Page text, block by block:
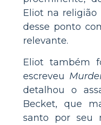
Eliot na religião
desse ponto
relevante.
Eliot também
escreveu
detalhou o
Becket, que
santo por seu